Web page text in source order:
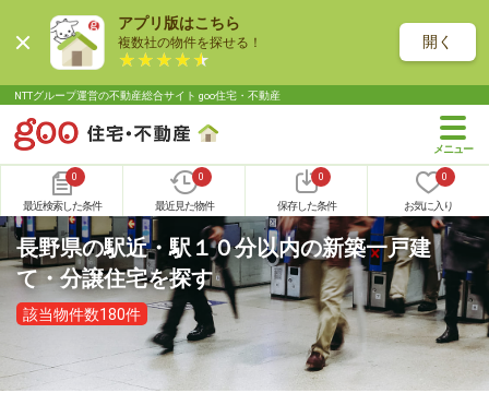
アプリ版はこちら
複数社の物件を探せる！ 開く
NTTグループ運営の不動産総合サイト goo住宅・不動産
0
最近検索した条件
0
最近見た物件
0
保存した条件
0
お気に入り
長野県の駅近・駅１０分以内の新築一戸建
て・分譲住宅を探す
該当物件数180件